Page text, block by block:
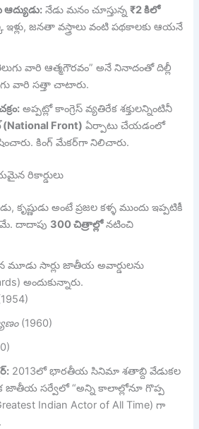
ఆద్యుడు: నేడు మనం చూస్తున్న₹2 కిలో
ఇళ్లు, జనతా వస్త్రాలు వంటి పథకాలకు ఆయనే
వారి ఆత్మగౌరవం” అనే నినాదంతో దిల్లీ
వారి సత్తా చాటారు.
అప్పట్లో కాంగ్రెస్ వ్యతిరేక శక్తులన్నింటినీ
(National Front) ఏర్పాటు చేయడంలో
కింగ్ మేకర్‌గా నిలిచారు.
రికార్డులు
కృష్ణుడు అంటే ప్రజల కళ్ళ ముందు ఇప్పటికీ
దాదాపు 300 చిత్రాల్లోనటించి
సార్లు జాతీయ అవార్డులను
అందుకున్నారు.
(1960)
2013లో భారతీయ సినిమా శతాబ్ది వేడుకల
జాతీయ సర్వేలో “అన్ని కాలాల్లోనూ గొప్ప
Indian Actor of All Time) గా